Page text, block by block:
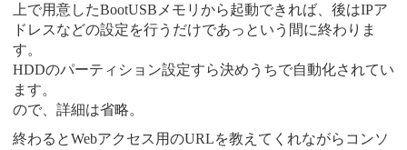
上で用意したBootUSBメモリから起動できれば、後はIPア
ドレスなどの設定を行うだけであっという間に終わりま
す。
HDDのパーティション設定すら決めうちで自動化されてい
ます。
ので、詳細は省略。
終わるとWebアクセス用のURLを教えてくれながらコンソ